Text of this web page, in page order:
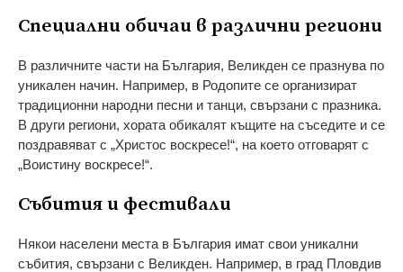
Специални обичаи в различни региони
В различните части на България, Великден се празнува по
уникален начин. Например, в Родопите се организират
традиционни народни песни и танци, свързани с празника.
В други региони, хората обикалят къщите на съседите и се
поздравяват с „Христос воскресе!“, на което отговарят с
„Воистину воскресе!“.
Събития и фестивали
Някои населени места в България имат свои уникални
събития, свързани с Великден. Например, в град Пловдив